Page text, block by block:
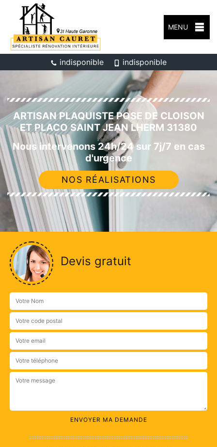
MENU
indisponible indisponible
ARTISAN PLAQUISTE POSE DE CLOISON
ET PLACO SAINT JEAN LHERM 31380
Nous intervenons 24h/24 sur 7j/7 en cas
d'urgence
NOS RÉALISATIONS
Devis gratuit